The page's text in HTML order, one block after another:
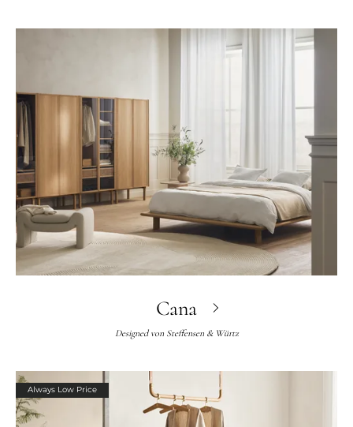
Cana
Designed von Steffensen & Würtz
Always Low Price